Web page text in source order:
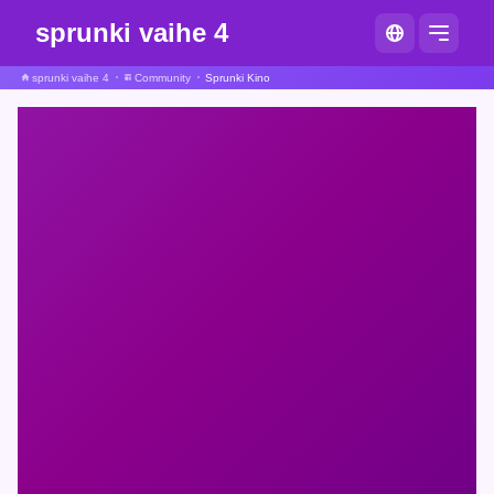
sprunki vaihe 4
sprunki vaihe 4 Community Sprunki Kino